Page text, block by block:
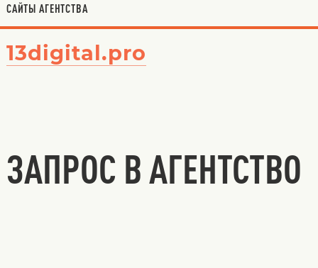
САЙТЫ АГЕНТСТВА
13digital.pro
ЗАПРОС В АГЕНТСТВО